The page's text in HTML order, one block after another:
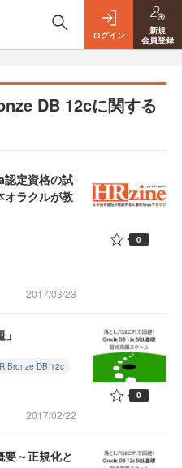
ログイン
新規
会員登録
DB 12cに関する
定資格の試
ラクルが教
2017/03/23
0
Bronze DB 12c
2017/02/22
0
要～正規化と